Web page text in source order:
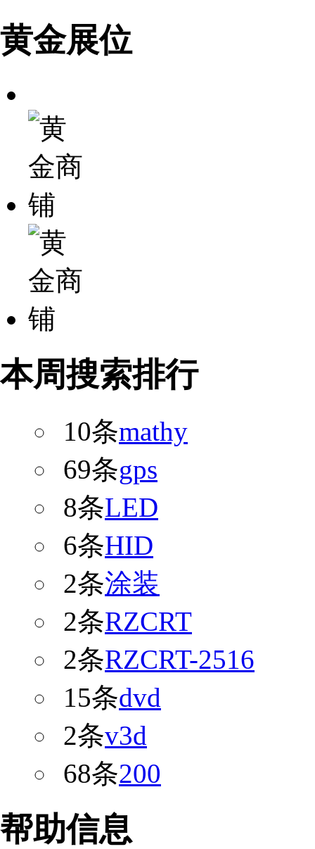
黄金展位
本周搜索排行
10条mathy
69条gps
8条LED
6条HID
2条涂装
2条RZCRT
2条RZCRT-2516
15条dvd
2条v3d
68条200
帮助信息